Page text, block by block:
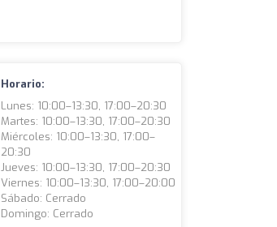
Horario:
Lunes: 10:00–13:30, 17:00–20:30
Martes: 10:00–13:30, 17:00–20:30
Miércoles: 10:00–13:30, 17:00–
20:30
Jueves: 10:00–13:30, 17:00–20:30
Viernes: 10:00–13:30, 17:00–20:00
Sábado: Cerrado
Domingo: Cerrado